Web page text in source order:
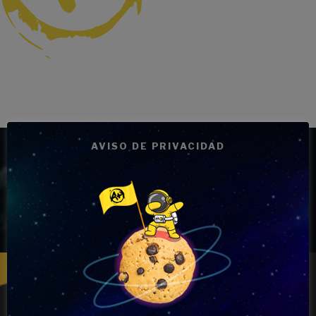
Precios de las clases para el
Graduado E.S.O.
1 asignatura
69 €/mes
AVISO DE PRIVACIDAD